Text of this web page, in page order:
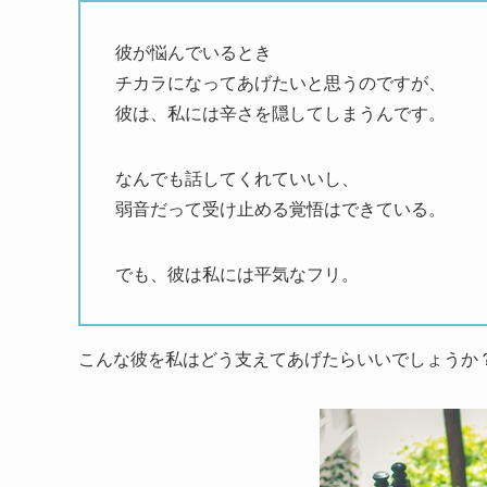
彼が悩んでいるとき
チカラになってあげたいと思うのですが、
彼は、私には辛さを隠してしまうんです。
なんでも話してくれていいし、
弱音だって受け止める覚悟はできている。
でも、彼は私には平気なフリ。
こんな彼を私はどう支えてあげたらいいでしょうか